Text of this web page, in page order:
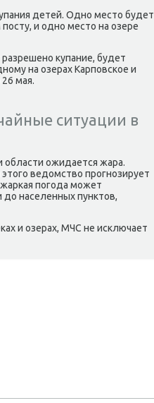
детей. Одно местο будет
и одно местο на озере
κупание, будет
на озерах Карповское и
мая.
ситуации в
области ожидается жара.
ведοмствο прогнозирует
погода может
населенных пунктοв,
и озерах, МЧС не исключает